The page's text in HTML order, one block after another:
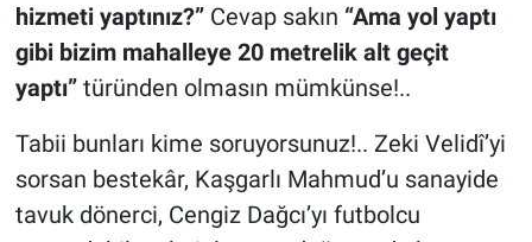
hizmeti yaptınız?”Cevap sakın “Ama yol yaptı
gibi bizim mahalleye 20 metrelik alt geçit
yaptı”türünden olmasın mümkünse!..
Tabii bunları kime soruyorsunuz!.. Zeki Velidî’yi
sorsan bestekâr, Kaşgarlı Mahmud’u sanayide
tavuk dönerci, Cengiz Dağcı’yı futbolcu